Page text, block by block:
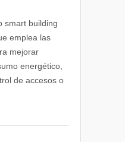
asociadas
smart
building
o
edificio
smart building
emplea las
mejorar
energético,
de accesos o